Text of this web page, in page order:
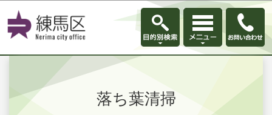
このページの本文へ移動
落ち葉清掃